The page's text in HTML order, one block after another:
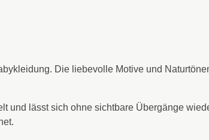
Die liebevolle Motive und
und lässt sich ohne sichtbare Übergänge